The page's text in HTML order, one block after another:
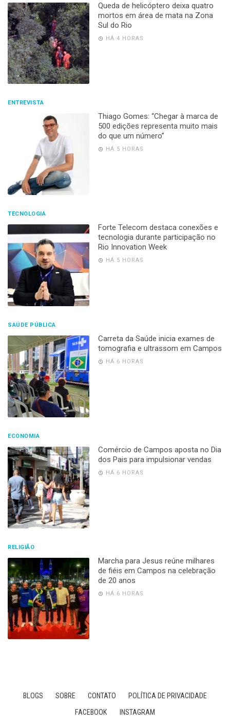
Queda de helicóptero deixa quatro
mortos em área de mata na Zona
Sul do Rio
HÁ 4 HORAS
ENTREVISTA
Thiago Gomes: “Chegar à marca de
500 edições representa muito mais
do que um número”
HÁ 5 HORAS
TECNOLOGIA
Forte Telecom destaca conexões e
tecnologia durante participação no
Rio Innovation Week
HÁ 5 HORAS
SAÚDE PÚBLICA
Carreta da Saúde inicia exames de
tomografia e ultrassom em Campos
HÁ 6 HORAS
ECONOMIA
Comércio de Campos aposta no Dia
dos Pais para impulsionar vendas
HÁ 6 HORAS
RELIGIÃO
Marcha para Jesus reúne milhares
de fiéis em Campos na celebração
de 20 anos
HÁ 6 HORAS
BLOGS SOBRE CONTATO
POLÍTICA DE PRIVACIDADE
FACEBOOK
INSTAGRAM